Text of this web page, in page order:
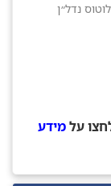
נדל״ן
עלמידע